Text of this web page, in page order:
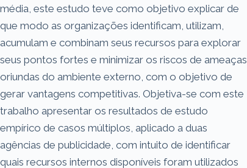
média, este estudo teve como objetivo explicar de
que modo as organizações identificam, utilizam,
acumulam e combinam seus recursos para explorar
seus pontos fortes e minimizar os riscos de ameaças
oriundas do ambiente externo, com o objetivo de
gerar vantagens competitivas. Objetiva-se com este
trabalho apresentar os resultados de estudo
empírico de casos múltiplos, aplicado a duas
agências de publicidade, com intuito de identificar
quais recursos internos disponíveis foram utilizados